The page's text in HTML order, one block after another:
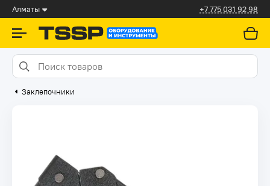
Алматы +7 775 031 92 98
Заклепочники